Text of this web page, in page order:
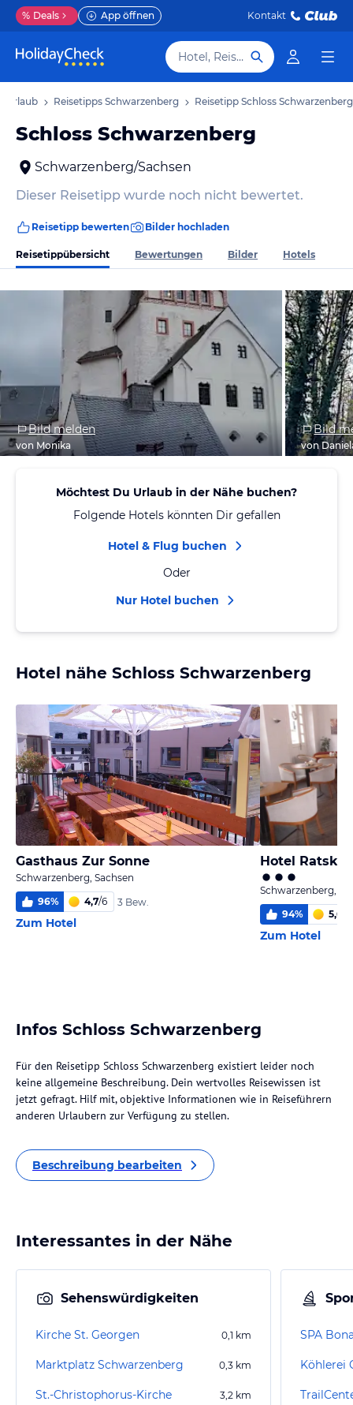
% Deals App öffnen Kontakt
Hotel, Reiseziel
Urlaub Reisetipps Schwarzenberg Reisetipp Schloss Schwarzenberg
Schloss Schwarzenberg
Schwarzenberg/Sachsen
Dieser Reisetipp wurde noch nicht bewertet.
Reisetipp bewerten Bilder hochladen
Reisetippübersicht Bewertungen Bilder Hotels
Bild melden
von Monika
Bild
von
Möchtest Du Urlaub in der Nähe buchen?
Folgende Hotels könnten Dir gefallen
Hotel & Flug buchen
Oder
Nur Hotel buchen
Hotel nähe Schloss Schwarzenberg
Gasthaus Zur Sonne
Schwarzenberg, Sachsen
96% 4,7/6 3 Bew.
Zum Hotel
Hotel
Schwarzenberg,
94% 5,6
Zum Hotel
Infos Schloss Schwarzenberg
Für den Reisetipp Schloss Schwarzenberg existiert leider noch
keine allgemeine Beschreibung. Dein wertvolles Reisewissen ist
jetzt gefragt. Hilf mit, objektive Informationen wie in Reiseführern
anderen Urlaubern zur Verfügung zu stellen.
Beschreibung bearbeiten
Interessantes in der Nähe
Sehenswürdigkeiten
Kirche St. Georgen 0,1 km
Marktplatz Schwarzenberg 0,3 km
St.-Christophorus-Kirche 3,2 km
SPA
Köhlerei